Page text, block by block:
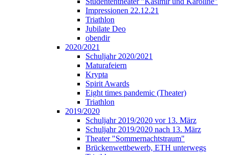
Impressionen 22.12.21
Triathlon
Jubilate Deo
obendir
2020/2021
Schuljahr 2020/2021
Maturafeiern
Krypta
Spirit Awards
Eight times pandemic (Theater)
Triathlon
2019/2020
Schuljahr 2019/2020 vor 13. März
Schuljahr 2019/2020 nach 13. März
Theater "Sommernachtstraum"
Brückenwettbewerb, ETH unterwegs